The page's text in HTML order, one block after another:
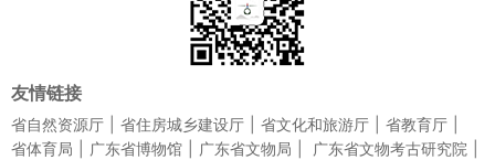
友情链接
省自然资源厅 省住房城乡建设厅 省文化和旅游厅
省教育厅
省体育局
广东省博物馆 广东省文物局 广东省文物考古研究院